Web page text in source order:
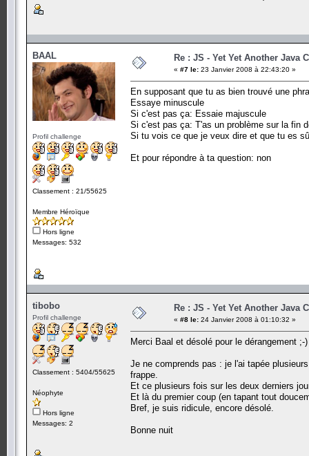
BAAL
Profil challenge
Classement : 21/55625
Membre Héroïque
Hors ligne
Messages: 532
Re : JS - Yet Yet Another Java
« #7 le: 23 Janvier 2008 à 22:43:20 »
En supposant que tu as bien trouvé une
Essaye minuscule
Si c'est pas ça: Essaie majuscule
Si c'est pas ça: T'as un problème sur la fin
Si tu vois ce que je veux dire et que tu es
Et pour répondre à ta question: non
tibobo
Profil challenge
Classement : 5404/55625
Néophyte
Hors ligne
Messages: 2
Re : JS - Yet Yet Another Java
« #8 le: 24 Janvier 2008 à 01:10:32 »
Merci Baal et désolé pour le dérangement ;-)
Je ne comprends pas : je l'ai tapée
frappe.
Et ce plusieurs fois sur les deux derniers
Et là du premier coup (en tapant tout
Bref, je suis ridicule, encore désolé.
Bonne nuit